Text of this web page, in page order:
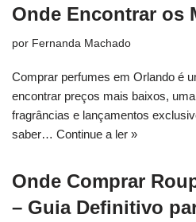
Onde Encontrar os
por Fernanda Machado
Comprar perfumes em Orlando é
encontrar preços mais baixos,
fragrâncias e lançamentos
saber… Continue a ler »
Onde Comprar
– Guia Definitivo